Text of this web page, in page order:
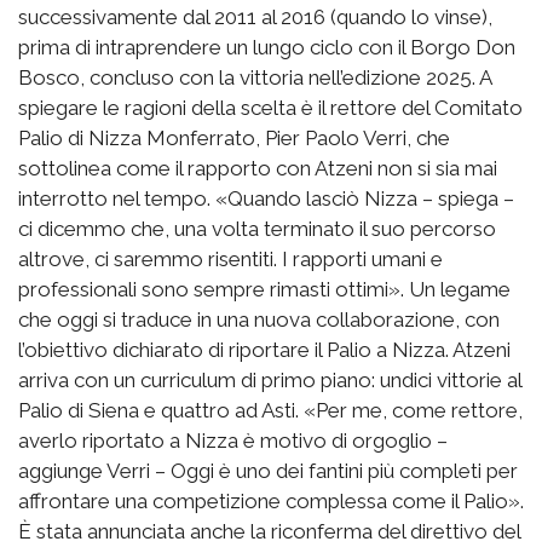
successivamente dal 2011 al 2016 (quando lo vinse),
prima di intraprendere un lungo ciclo con il Borgo Don
Bosco, concluso con la vittoria nell’edizione 2025. A
spiegare le ragioni della scelta è il rettore del Comitato
Palio di Nizza Monferrato, Pier Paolo Verri, che
sottolinea come il rapporto con Atzeni non si sia mai
interrotto nel tempo. «Quando lasciò Nizza – spiega –
ci dicemmo che, una volta terminato il suo percorso
altrove, ci saremmo risentiti. I rapporti umani e
professionali sono sempre rimasti ottimi». Un legame
che oggi si traduce in una nuova collaborazione, con
l’obiettivo dichiarato di riportare il Palio a Nizza. Atzeni
arriva con un curriculum di primo piano: undici vittorie al
Palio di Siena e quattro ad Asti. «Per me, come rettore,
averlo riportato a Nizza è motivo di orgoglio –
aggiunge Verri – Oggi è uno dei fantini più completi per
affrontare una competizione complessa come il Palio».
È stata annunciata anche la riconferma del direttivo del